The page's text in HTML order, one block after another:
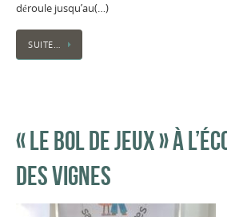
déroule jusqu’au(…)
SUITE…
« LE BOL DE JEUX » À
DES VIGNES